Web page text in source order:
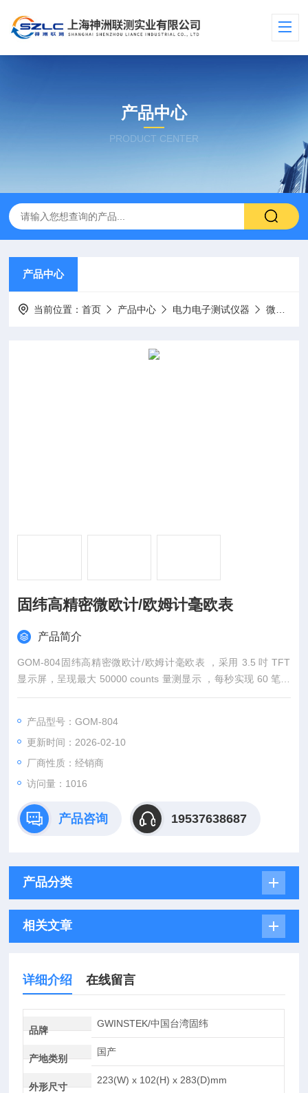
产品中心
PRODUCT CENTER
产品中心
当前位置：首页 产品中心 电力电子测试仪器 微欧计/电阻计
固纬高精密微欧计/欧姆计毫欧表
产品简介
GOM-804固纬高精密微欧计/欧姆计毫欧表 ，采用 3.5 吋 TFT
显示屏，呈现最大 50000 counts 量测显示 ，每秒实现 60 笔快
速取样。测量精度达 0.05%，运用四线制测量法，结果精准可
偿量测功能。标配 RS-232C、USB 接口，还能选购 GPIB 接
口，方便连接外部控制仪器，满足多样场景使用 。
产品型号：GOM-804
更新时间：2026-02-10
厂商性质：经销商
访问量：1016
产品咨询 19537638687
产品分类
相关文章
详细介绍 在线留言
品牌
GWINSTEK/中国台湾固纬
产地类别
国产
外形尺寸
223(W) x 102(H) x 283(D)mm